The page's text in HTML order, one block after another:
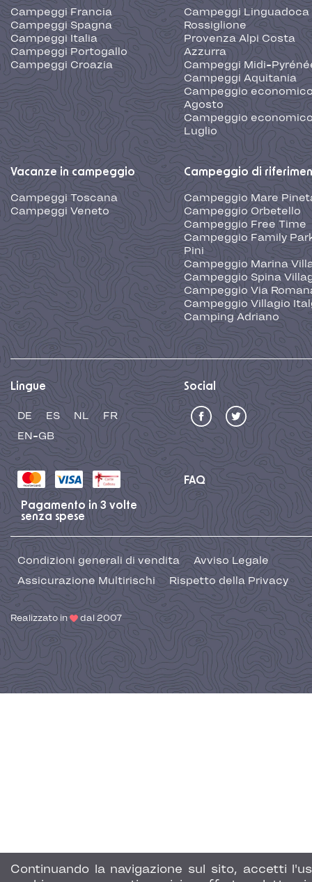
Continuando la navigazione sul sito, accetti
Campeggi Francia
Campeggi Spagna
Campeggi Italia
Campeggi Portogallo
Campeggi Croazia
Campeggi Linguadoca
Rossiglione
Provenza Alpi Costa
Azzurra
Campeggi Midi-
Campeggi Aquitania
Campeggio
Agosto
Campeggio
Luglio
Vacanze in campeggio
Campeggi Toscana
Campeggi Veneto
Campeggio di
Campeggio Mare
Campeggio Orbetello
Campeggio Free Time
Campeggio Family
Pini
Campeggio Marina
Campeggio Spina
Campeggio Via
Campeggio Villagio
Camping Adriano
Lingue
DE ES NL
FR
EN-GB
Social
FAQ
Pagamento in 3 volte
senza spese
Condizioni generali di vendita
Avviso Legale
Assicurazione Multirischi
Rispetto della Privacy
Realizzato in dal 2007